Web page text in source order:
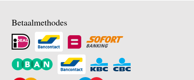
Betaalmethodes